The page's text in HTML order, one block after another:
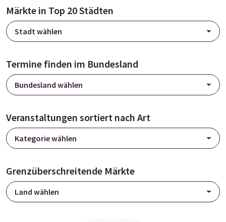
Märkte in Top 20 Städten
Stadt wählen
Termine finden im Bundesland
Bundesland wählen
Veranstaltungen sortiert nach Art
Kategorie wählen
Grenzüberschreitende Märkte
Land wählen